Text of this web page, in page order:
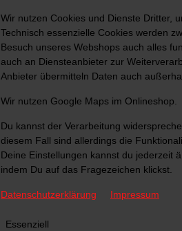
Wir nutzen Cookies und Dienste Dritter,
Technisch essenzielle Cookies werden
Besuch unseres Webshops auch alles
auch an Diensteanbieter zur
Anbieter übermitteln Daten auch
Wir nutzen Google Maps im Onlineshop.
Du kannst der Verarbeitung
diesem Fall sind allerdings die
Deine Einstellungen kannst du jederzeit
indem Du auf das Fragezeichen klickst.
Datenschutzerklärung Impressum
Essenziell